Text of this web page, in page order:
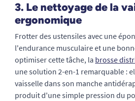
3. Le nettoyage de la
ergonomique
Frotter des ustensiles avec une
l'endurance musculaire et une
optimiser cette tâche, la brosse
une solution 2-en-1 remarquable :
vaisselle dans son manche
produit d'une simple pression du